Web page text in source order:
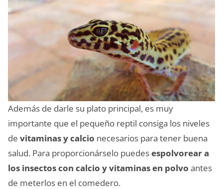
Además de darle su plato principal, es muy
importante que el pequeño reptil consiga los niveles
de vitaminas y calcio necesarios para tener buena
salud. Para proporcionárselo puedesespolvorear a
los insectos con calcio y vitaminas en polvo antes
de meterlos en el comedero.